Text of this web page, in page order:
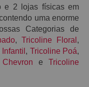
e 2 lojas físicas em
uma enorme
Categorias de
,Tricoline Floral ,
, Tricoline Poá,
eTricoline